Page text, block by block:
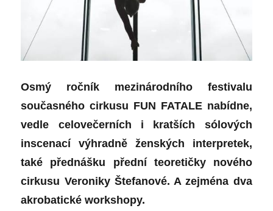
Osmý ročník mezinárodního festivalu
současného cirkusu FUN FATALE nabídne,
vedle celovečerních i kratších sólových
inscenací výhradně ženských interpretek,
také přednášku přední teoretičky nového
cirkusu Veroniky Štefanové. A zejména dva
akrobatické workshopy.